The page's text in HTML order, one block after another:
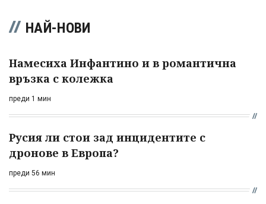
НАЙ-НОВИ
Намесиха Инфантино и в романтична
връзка с колежка
преди 1 мин
Русия ли стои зад инцидентите с
дронове в Европа?
преди 56 мин